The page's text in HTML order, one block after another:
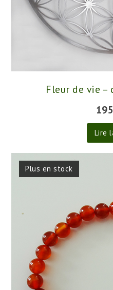
Fleur de vie –
Lire
Plus en stock